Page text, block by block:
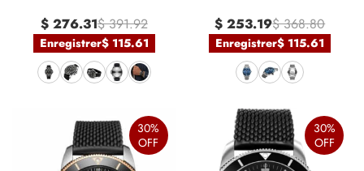
$ 276.31$ 391.92
Enregistrer$ 115.61
$ 253.19$ 368.80
Enregistrer$ 115.61
30%
OFF
30%
OFF